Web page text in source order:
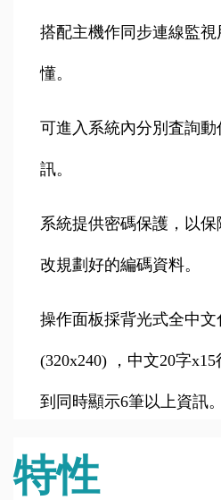
搭配主機作同步連線監
懂。
可進入系統內分別査詢
訊。
系統提供密碼保護，以
改規劃好的編碼資料。
操作面板採背光式全中
(320x240) ，中文20字
到同時顯示6筆以上資訊。
特性